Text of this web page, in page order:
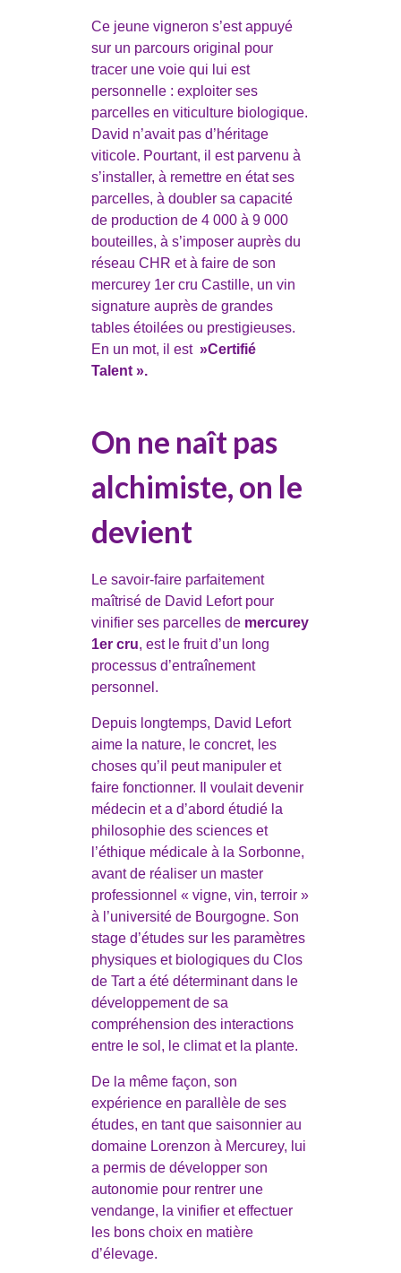
Ce jeune vigneron s’est appuyé
sur un parcours original pour
tracer une voie qui lui est
personnelle : exploiter ses
parcelles en viticulture biologique.
David n’avait pas d’héritage
viticole. Pourtant, il est parvenu à
s’installer, à remettre en état ses
parcelles, à doubler sa capacité
de production de 4 000 à 9 000
bouteilles, à s’imposer auprès du
réseau CHR et à faire de son
mercurey 1er cru Castille, un vin
signature auprès de grandes
tables étoilées ou prestigieuses.
En un mot, il est »Certifié
Talent ».
On ne naît pas
alchimiste, on le
devient
Le savoir-faire parfaitement
maîtrisé de David Lefort pour
vinifier ses parcelles de mercurey
1er cru, est le fruit d’un long
processus d’entraînement
personnel.
Depuis longtemps, David Lefort
aime la nature, le concret, les
choses qu’il peut manipuler et
faire fonctionner. Il voulait devenir
médecin et a d’abord étudié la
philosophie des sciences et
l’éthique médicale à la Sorbonne,
avant de réaliser un master
professionnel « vigne, vin, terroir »
à l’université de Bourgogne. Son
stage d’études sur les paramètres
physiques et biologiques du Clos
de Tart a été déterminant dans le
développement de sa
compréhension des interactions
entre le sol, le climat et la plante.
De la même façon, son
expérience en parallèle de ses
études, en tant que saisonnier au
domaine Lorenzon à Mercurey, lui
a permis de développer son
autonomie pour rentrer une
vendange, la vinifier et effectuer
les bons choix en matière
d’élevage.